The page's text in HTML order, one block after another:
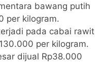
bawang putih
per kilogram.
pada cabai rawit
per kilogram.
dijual Rp38.000